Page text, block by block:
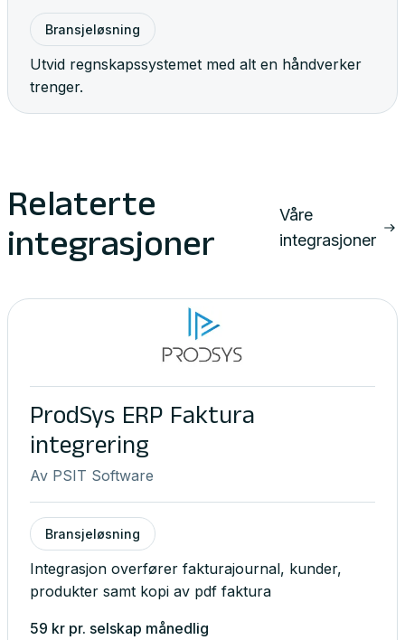
Bransjeløsning
Utvid regnskapssystemet med alt en håndverker
trenger.
Relaterte
integrasjoner
Våre
integrasjoner
ProdSys ERP Faktura
integrering
Av PSIT Software
Bransjeløsning
Integrasjon overfører fakturajournal, kunder,
produkter samt kopi av pdf faktura
59 kr pr. selskap månedlig